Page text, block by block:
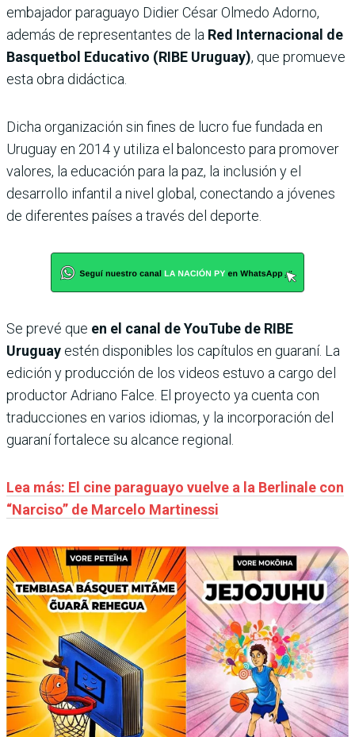
embajador paraguayo Didier César Olmedo Adorno,
además de representantes de la Red Internacional de
Basquetbol Educativo (RIBE Uruguay), que promueve
esta obra didáctica.
Dicha organización sin fines de lucro fue fundada en
Uruguay en 2014 y utiliza el baloncesto para promover
valores, la educación para la paz, la inclusión y el
desarrollo infantil a nivel global, conectando a jóvenes
de diferentes países a través del deporte.
Se prevé que en el canal de YouTube de RIBE
Uruguay estén disponibles los capítulos en guaraní. La
edición y producción de los videos estuvo a cargo del
productor Adriano Falce. El proyecto ya cuenta con
traducciones en varios idiomas, y la incorporación del
guaraní fortalece su alcance regional.
Lea más: El cine paraguayo vuelve a la Berlinale con
“Narciso” de Marcelo Martinessi